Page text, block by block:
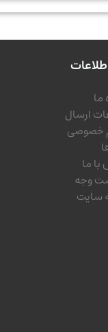
ما
ارسال
خصوصی
ما
وجه
سایت